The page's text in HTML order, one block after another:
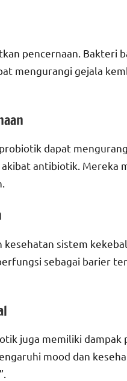
pencernaan. Bakteri
mengurangi gejala
dapat
antibiotik. Mereka
sistem
sebagai barier
juga memiliki dampak
mood dan